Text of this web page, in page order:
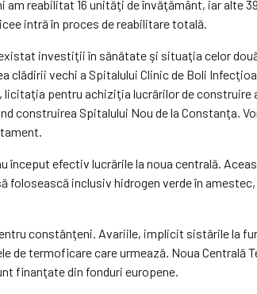
reabilitat 16 unităţi de învăţământ, iar alte
intră în proces de reabilitare totală.
investiţii în sănătate şi situaţia celor
clădirii vechi a Spitalului Clinic de Boli
pentru achiziţia lucrărilor de construire
construirea Spitalului Nou de la Constanţa.
început efectiv lucrările la noua centrală.
folosească inclusiv hidrogen verde în
constănţeni. Avariile, implicit sistările la
de termoficare care urmează. Noua Centrală
finanţate din fonduri europene.